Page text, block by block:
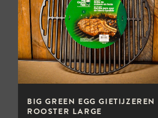
BIG GREEN EGG GIETIJZEREN
ROOSTER LARGE